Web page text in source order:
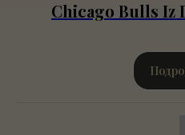
Chicago Bulls Iz